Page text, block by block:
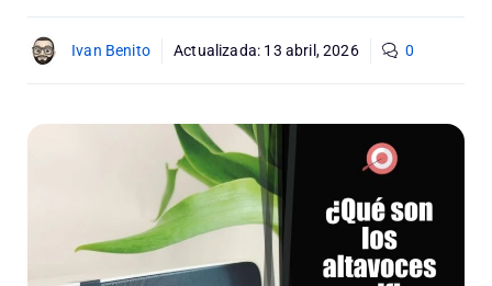
Ivan Benito Actualizada: 13 abril, 2026 0